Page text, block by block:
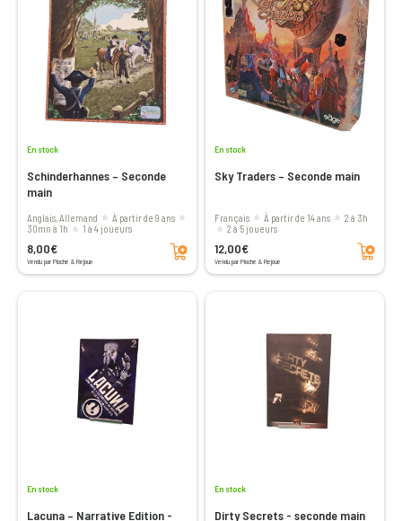
En stock
Schinderhannes – Seconde
main
Anglais, Allemand
à partir de 9 ans
30mn à 1h
1 à 4 joueurs
8,00€
Vendu par Pioche & Rejoue
Ajouter au panier
En stock
Sky Traders – Seconde main
Français à partir de 14 ans
2 à 3h
2 à 5 joueurs
12,00€
Vendu par Pioche & Rejoue
Ajouter au panier
En stock
Lacuna – Narrative Edition -
En stock
Dirty Secrets - seconde main